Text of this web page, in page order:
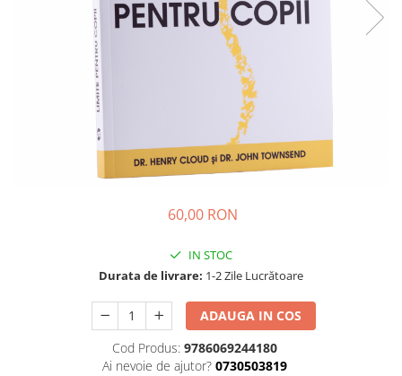
Prietenie, Logodnă și Căsătorie
Cărți de Colorat
Adolescenți și Tineri
Conducerea și Păstorirea Bisericii
Lucrarea cu Copiii și Tinerii
Închinare prin Muzică
60,00 RON
IN STOC
Durata de livrare: 1-2 Zile Lucrătoare
ADAUGA IN COS
Cod Produs: 9786069244180
Ai nevoie de ajutor? 0730503819